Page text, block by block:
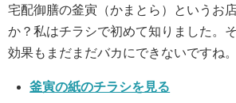
宅配御膳の釜寅（かまとら）というお
か？私はチラシで初めて知りました。
効果もまだまだバカにできないですね。
釜寅の紙のチラシを見る